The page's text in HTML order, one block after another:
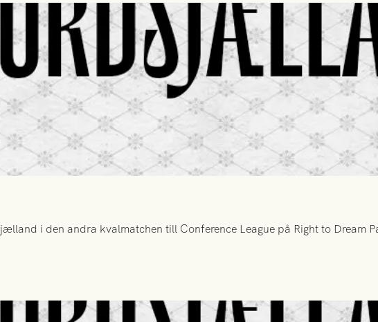
i den andra kvalmatchen till Conference League på Right to Dream